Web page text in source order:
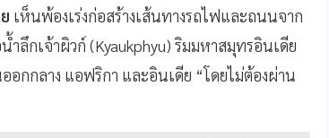
เห็นพ้องเร่งก่อสร้างเส้นทางรถไฟและถนนจาก
ลึกเจ้าผิวก์ (Kyaukphyu) ริมมหาสมุทรอินเดีย
กกลาง แอฟริกา และอินเดีย “โดยไม่ต้องผ่าน